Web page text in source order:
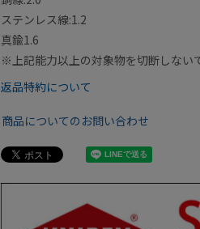
ステンレス線:1.2
真鍮1.6
※上記能力以上の対象物を切断しない
返品特約について
商品についてのお問い合わせ